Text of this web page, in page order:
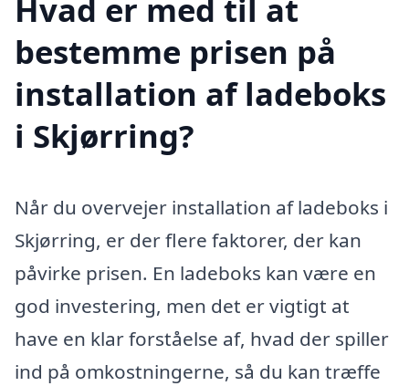
Hvad er med til at
bestemme prisen på
installation af ladeboks
i Skjørring?
Når du overvejer installation af ladeboks i
Skjørring, er der flere faktorer, der kan
påvirke prisen. En ladeboks kan være en
god investering, men det er vigtigt at
have en klar forståelse af, hvad der spiller
ind på omkostningerne, så du kan træffe